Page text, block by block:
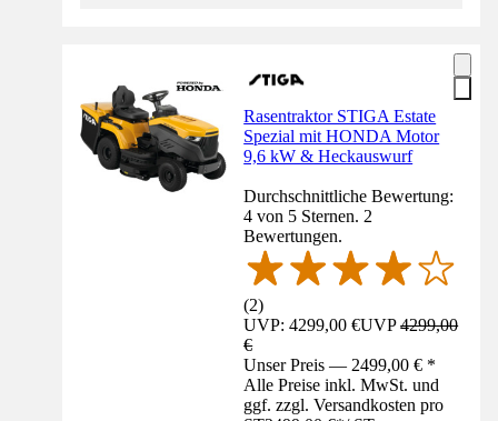
Rasentraktor STIGA Estate
Spezial mit HONDA Motor
9,6 kW & Heckauswurf
Durchschnittliche Bewertung:
4 von 5 Sternen. 2
Bewertungen.
(2)
UVP: 4299,00 €UVP4299,00
€
Unser Preis — 2499,00 € *
Alle Preise inkl. MwSt. und
ggf. zzgl. Versandkosten pro